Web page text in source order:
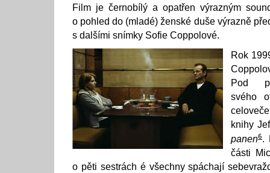
Film je černobílý a opatřen výrazným
o pohled do (mladé) ženské duše výrazně
s dalšími snímky Sofie Coppolové.
Rok
Pod
svého
knihy
panen6.
části
o pěti sestrách é všechny spáchají